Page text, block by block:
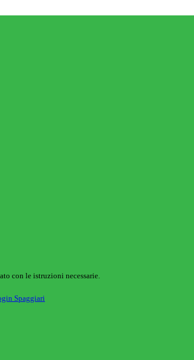
con le istruzioni necessarie.
Spaggiari